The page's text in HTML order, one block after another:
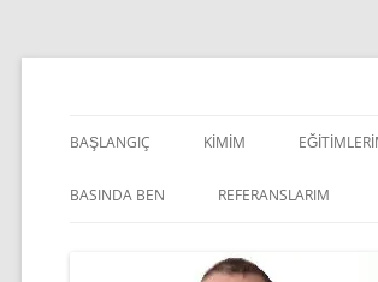
İçeriğe
BAŞLANGIÇ KIMIM
BASINDA BEN REFERANSLARIM